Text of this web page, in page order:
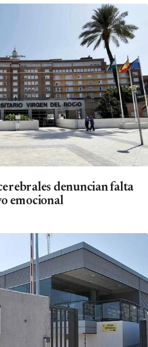
denuncian falta
emocional